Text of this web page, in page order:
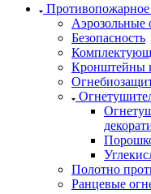
Противопожарное
Аэрозольные
Безопасность
Кронштейны
Полотно
Ранцевые